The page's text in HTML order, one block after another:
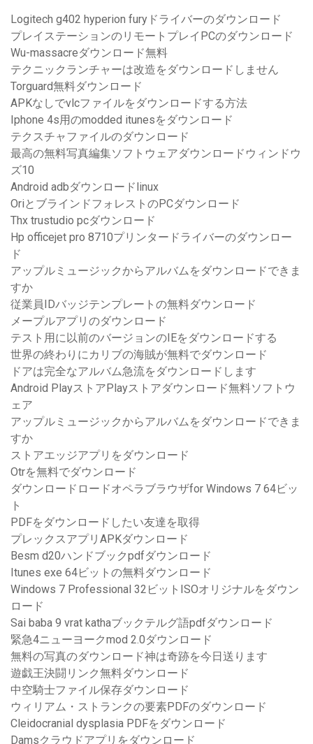
Logitech g402 hyperion furyドライバーのダウンロード
プレイステーションのリモートプレイPCのダウンロード
Wu-massacreダウンロード無料
テクニックランチャーは改造をダウンロードしません
Torguard無料ダウンロード
APKなしでvlcファイルをダウンロードする方法
Iphone 4s用のmodded itunesをダウンロード
テクスチャファイルのダウンロード
最高の無料写真編集ソフトウェアダウンロードウィンドウ
ズ10
Android adbダウンロードlinux
OriとブラインドフォレストのPCダウンロード
Thx trustudio pcダウンロード
Hp officejet pro 8710プリンタードライバーのダウンロー
ド
アップルミュージックからアルバムをダウンロードできま
すか
従業員IDバッジテンプレートの無料ダウンロード
メープルアプリのダウンロード
テスト用に以前のバージョンのIEをダウンロードする
世界の終わりにカリブの海賊が無料でダウンロード
ドアは完全なアルバム急流をダウンロードします
Android PlayストアPlayストアダウンロード無料ソフトウ
ェア
アップルミュージックからアルバムをダウンロードできま
すか
ストアエッジアプリをダウンロード
Otrを無料でダウンロード
ダウンロードロードオペラブラウザfor Windows 7 64ビッ
ト
PDFをダウンロードしたい友達を取得
プレックスアプリAPKダウンロード
Besm d20ハンドブックpdfダウンロード
Itunes exe 64ビットの無料ダウンロード
Windows 7 Professional 32ビットISOオリジナルをダウン
ロード
Sai baba 9 vrat kathaブックテルグ語pdfダウンロード
緊急4ニューヨークmod 2.0ダウンロード
無料の写真のダウンロード神は奇跡を今日送ります
遊戯王決闘リンク無料ダウンロード
中空騎士ファイル保存ダウンロード
ウィリアム・ストランクの要素PDFのダウンロード
Cleidocranial dysplasia PDFをダウンロード
Damsクラウドアプリをダウンロード